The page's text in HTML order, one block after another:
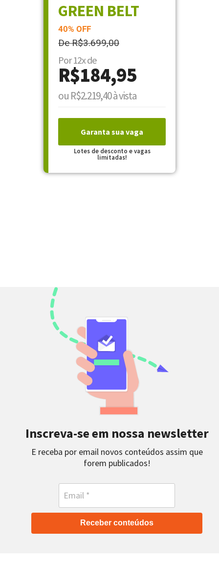
GREEN BELT
40% OFF
De R$3.699,00
Por 12x de
R$184,95
ou R$2.219,40 à vista
Garanta sua vaga
Lotes de desconto e vagas
limitadas!
Inscreva-se em nossa newsletter
E receba por email novos conteúdos assim que
forem publicados!
Receber conteúdos